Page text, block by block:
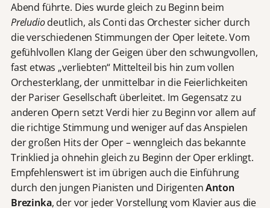
Abend führte. Dies wurde gleich zu Beginn beim
Preludiodeutlich, als Conti das Orchester sicher durch
die verschiedenen Stimmungen der Oper leitete. Vom
gefühlvollen Klang der Geigen über den schwungvollen,
fast etwas „verliebten“ Mittelteil bis hin zum vollen
Orchesterklang, der unmittelbar in die Feierlichkeiten
der Pariser Gesellschaft überleitet. Im Gegensatz zu
anderen Opern setzt Verdi hier zu Beginn vor allem auf
die richtige Stimmung und weniger auf das Anspielen
der großen Hits der Oper – wenngleich das bekannte
Trinklied ja ohnehin gleich zu Beginn der Oper erklingt.
Empfehlenswert ist im übrigen auch die Einführung
durch den jungen Pianisten und DirigentenAnton
Brezinka, der vor jeder Vorstellung vom Klavier aus die